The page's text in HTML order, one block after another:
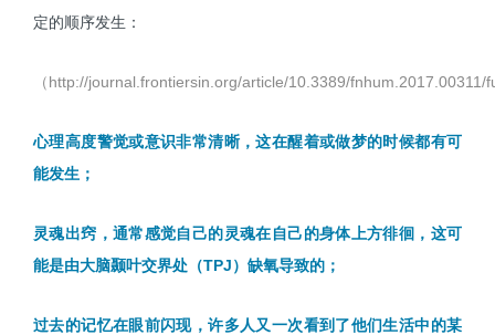
定的顺序发生：
（http://journal.frontiersin.org/article/10.3389/fnhum.2017.00311/
心理高度警觉或意识非常清晰，这在醒着或做梦的时候都有可
能发生；
灵魂出窍，通常感觉自己的灵魂在自己的身体上方徘徊，这可
能是由大脑颞叶交界处（TPJ）缺氧导致的；
过去的记忆在眼前闪现，许多人又一次看到了他们生活中的某